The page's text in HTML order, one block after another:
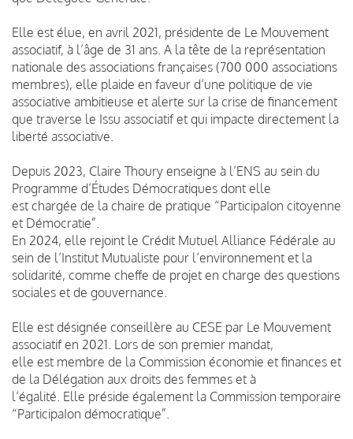
Elle est élue, en avril 2021, présidente de Le Mouvement
associatif, à l’âge de 31 ans. A la tête de la représentation
nationale des associations françaises (700 000 associations
membres), elle plaide en faveur d’une politique de vie
associative ambitieuse et alerte sur la crise de financement
que traverse le Issu associatif et qui impacte directement la
liberté associative.
Depuis 2023, Claire Thoury enseigne à l’ENS au sein du
Programme d’Études Démocratiques dont elle
est chargée de la chaire de pratique “ParticipaIon citoyenne
et Démocratie”.
En 2024, elle rejoint le Crédit Mutuel Alliance Fédérale au
sein de l’Institut Mutualiste pour l’environnement et la
solidarité, comme cheffe de projet en charge des questions
sociales et de gouvernance.
Elle est désignée conseillère au CESE par Le Mouvement
associatif en 2021. Lors de son premier mandat,
elle est membre de la Commission économie et finances et
de la Délégation aux droits des femmes et à
l’égalité. Elle préside également la Commission temporaire
“ParticipaIon démocratique”.